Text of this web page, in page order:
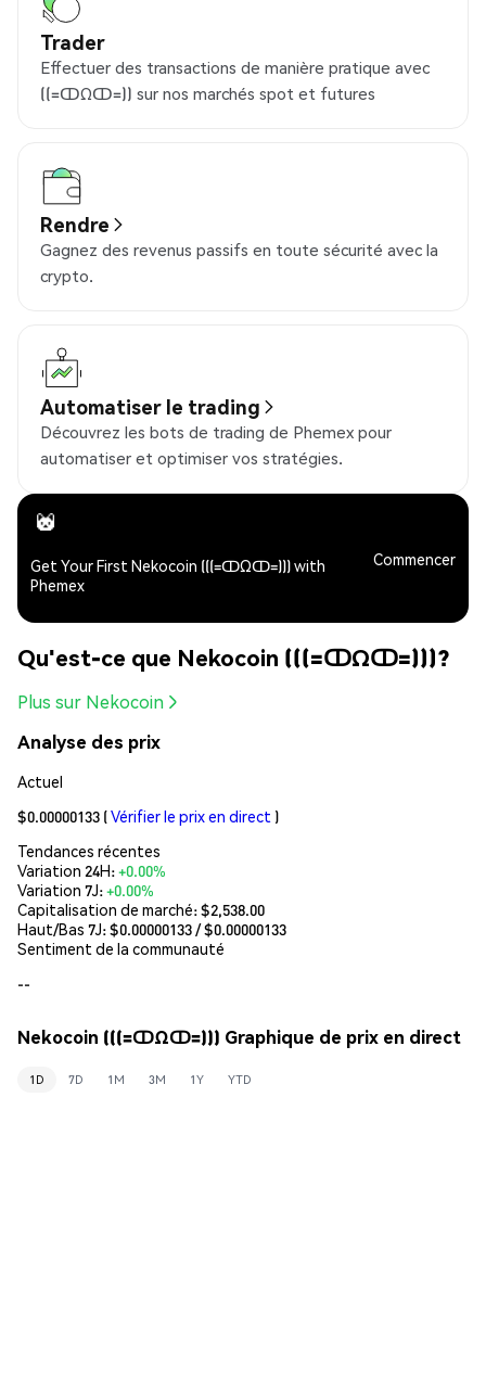
Trader
Effectuer des transactions de manière pratique avec
((=ↀΩↀ=)) sur nos marchés spot et futures
Rendre
Gagnez des revenus passifs en toute sécurité avec la
crypto.
Automatiser le trading
Découvrez les bots de trading de Phemex pour
automatiser et optimiser vos stratégies.
Get Your First Nekocoin (((=ↀΩↀ=))) with
Phemex
Commencer
Qu'est-ce que Nekocoin (((=ↀΩↀ=)))?
Plus sur Nekocoin
Analyse des prix
Actuel
$0.00000133 (Vérifier le prix en direct )
Tendances récentes
Variation 24H:+0.00%
Variation 7J:+0.00%
Capitalisation de marché:$2,538.00
Haut/Bas 7J: $0.00000133/ $0.00000133
Sentiment de la communauté
--
Nekocoin (((=ↀΩↀ=))) Graphique de prix en direct
1D 7D 1M 3M 1Y YTD